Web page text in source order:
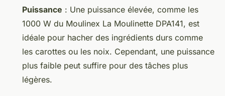
Puissance : Une puissance élevée, comme les
1000 W du Moulinex La Moulinette DPA141, est
idéale pour hacher des ingrédients durs comme
les carottes ou les noix. Cependant, une puissance
plus faible peut suffire pour des tâches plus
légères.